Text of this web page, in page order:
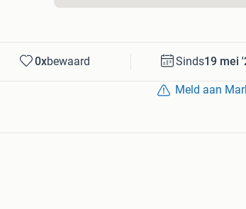
0xbewaard Sinds19 mei
Meld aan